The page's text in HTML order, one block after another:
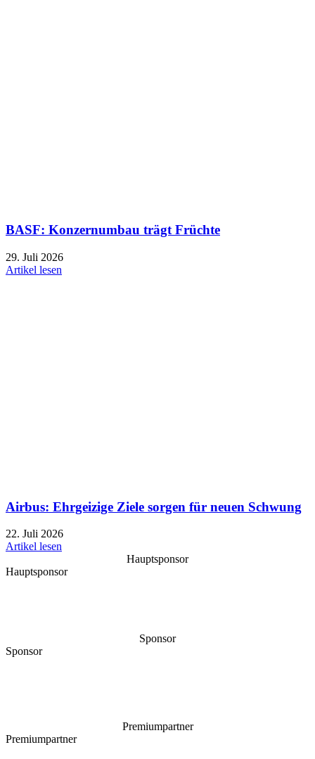
BASF: Konzernumbau trägt Früchte
29. Juli 2026
Artikel lesen
Airbus: Ehrgeizige Ziele sorgen für neuen Schwung
22. Juli 2026
Artikel lesen
Hauptsponsor
Hauptsponsor
Sponsor
Sponsor
Premiumpartner
Premiumpartner